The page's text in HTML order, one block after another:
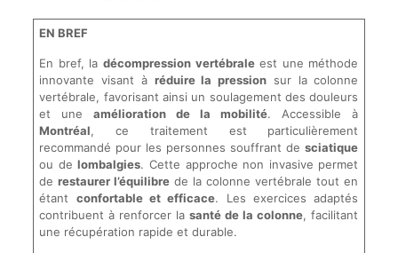
EN BREF
En bref, ladécompression vertébraleest une méthode
innovante visant à réduire la pression sur la colonne
vertébrale, favorisant ainsi un soulagement des douleurs
et uneamélioration de la mobilité. Accessible à
Montréal, ce traitement est particulièrement
recommandé pour les personnes souffrant desciatique
ou delombalgies. Cette approche non invasive permet
derestaurer l’équilibre de la colonne vertébrale tout en
étant confortable et efficace. Les exercices adaptés
contribuent à renforcer lasanté de la colonne, facilitant
une récupération rapide et durable.